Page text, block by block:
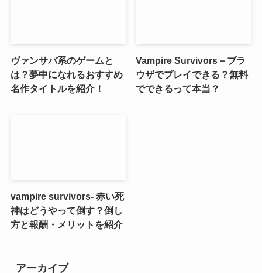
ヴァンサバ系のゲームと
は？夢中になれるおすすめ
名作タイトルを紹介！
Vampire Survivors－ブラ
ウザでプレイできる？無料
でできるって本当？
vampire survivors- 赤い死
神はどうやって倒す？倒し
方と報酬・メリットを紹介
アーカイブ